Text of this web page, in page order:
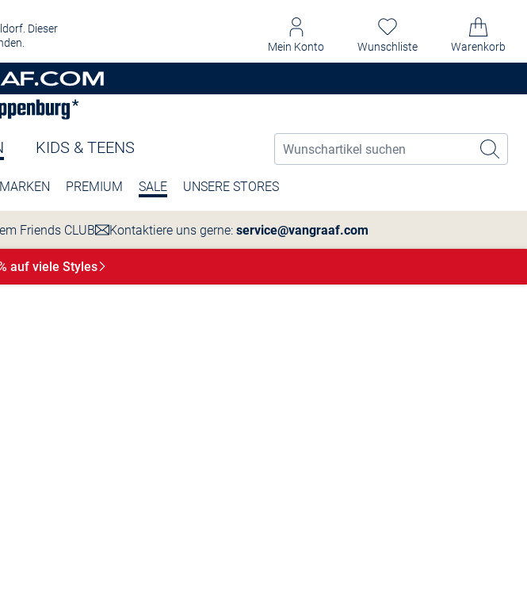
Dieser
Mein Konto Wunschliste Warenkorb
KIDS & TEENS
MARKEN PREMIUM SALE UNSERE STORES
Friends CLUB Kontaktiere uns gerne: service@vangraaf.com
auf viele Styles